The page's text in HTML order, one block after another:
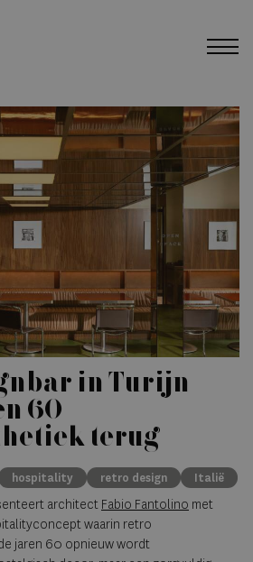
in Turijn
60
terug
hospitality retro design
Italië
architect Fabio Fantolino met
waarin retro
jaren 60 opnieuw wordt